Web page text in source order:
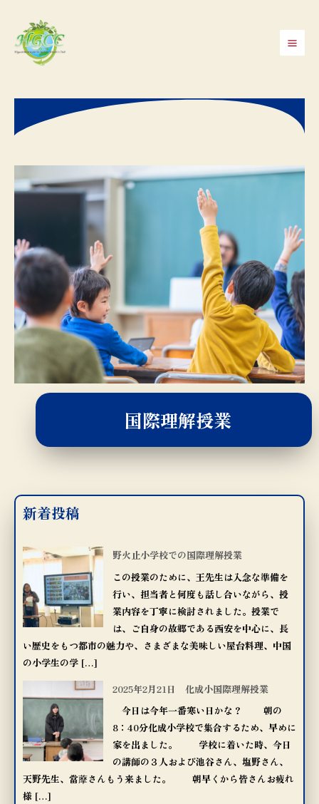
国際理解授業
新着投稿
野火止小学校での国際理解授業
この授業のために、王先生は入念な準備を
行い、担当者と何度も話し合いながら、授
業内容を丁寧に検討されました。授業で
は、ご自身の故郷である西安を中心に、長
い歴史をもつ都市の魅力や、さまざまな美味しい屋台料理、中国
の小学生の学 […]
2025年2月21日 化成小国際理解授業
今日は今年一番寒い日かな？ 朝の
8：40分化成小学校で集合するため、早めに
家を出ました。 学校に着いた時、今日
の講師の３人および池谷さん、塩野さん、
天野先生、當藦さんもう来ました。 朝早くから皆さんお疲れ
様 […]